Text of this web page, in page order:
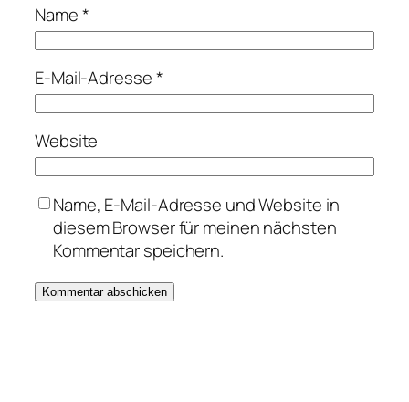
Name*
E-Mail-Adresse*
Website
Name, E-Mail-Adresse und Website in
diesem Browser für meinen nächsten
Kommentar speichern.